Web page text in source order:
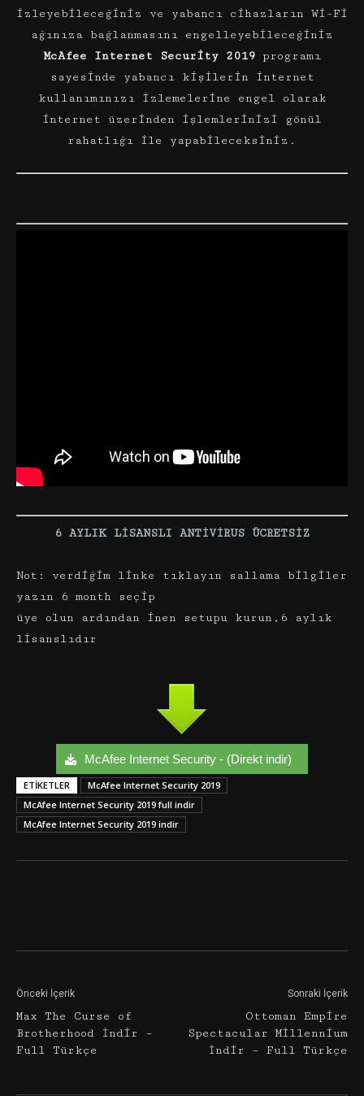
izleyebileceğiniz ve yabancı cihazların Wi-Fi
ağınıza bağlanmasını engelleyebileceğiniz
McAfee Internet Security 2019programı
sayesinde yabancı kişilerin internet
kullanımınızı izlemelerine engel olarak
internet üzerinden işlemlerinizi gönül
rahatlığı ile yapabileceksiniz.
6 AYLIK LİSANSLI ANTİVİRUS ÜCRETSİZ
Not: verdiğim linke tıklayın sallama bilgiler
yazın 6 month seçip
üye olun ardından inen setupu kurun,6 aylık
lisanslıdır
McAfee Internet Security - (Direkt indir)
ETIKETLER
McAfee Internet Security 2019
McAfee Internet Security 2019 full indir
McAfee Internet Security 2019 indir
Önceki İçerik
Max The Curse of
Brotherhood İndir –
Full Türkçe
Sonraki İçerik
Ottoman Empire
Spectacular Millennium
İndir – Full Türkçe